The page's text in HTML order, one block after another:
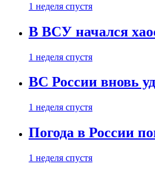
1 неделя спустя
В ВСУ начался
1 неделя спустя
ВС России вновь
1 неделя спустя
Погода в России
1 неделя спустя